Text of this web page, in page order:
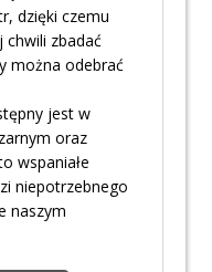
dzięki czemu
chwili zbadać
można odebrać
jest w
oraz
wspaniałe
niepotrzebnego
naszym